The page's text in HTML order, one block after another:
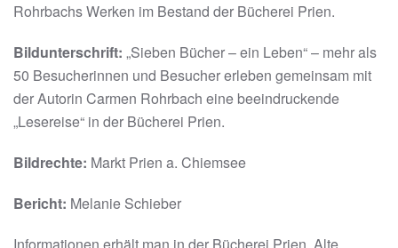
Rohrbachs Werken im Bestand der Bücherei Prien.
Bildunterschrift: „Sieben Bücher – ein Leben“ – mehr als
50 Besucherinnen und Besucher erleben gemeinsam mit
der Autorin Carmen Rohrbach eine beeindruckende
„Lesereise“ in der Bücherei Prien.
Bildrechte: Markt Prien a. Chiemsee
Bericht: Melanie Schieber